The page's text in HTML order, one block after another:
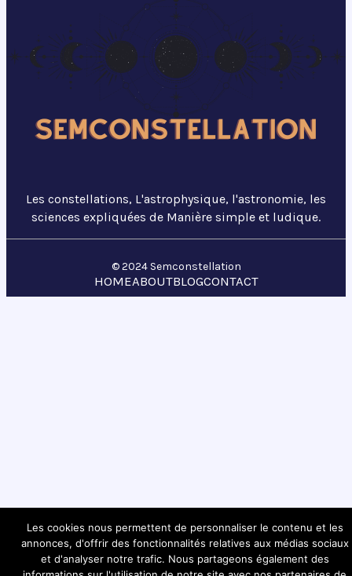
Les constellations, L'astrophysique, l'astronomie, les
sciences expliquées de Manière simple et ludique.
© 2024 Semconstellation
HOMEABOUTBLOGCONTACT
Les cookies nous permettent de personnaliser le contenu et les
annonces, d'offrir des fonctionnalités relatives aux médias sociaux
et d'analyser notre trafic. Nous partageons également des